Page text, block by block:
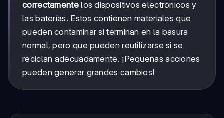
correctamentelos dispositivos electrónicos y
las baterías. Estos contienen materiales que
pueden contaminar si terminan en la basura
normal, pero que pueden reutilizarse si se
reciclan adecuadamente. ¡Pequeñas acciones
pueden generar grandes cambios!